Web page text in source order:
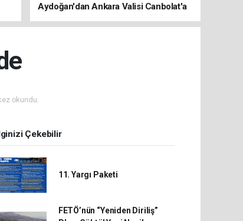
Aydoğan'dan Ankara Valisi Canbolat'a
ziyaret
okundu.
Çekebilir
11. Yargı Paketi
FETÖ’nün “Yeniden Diriliş”